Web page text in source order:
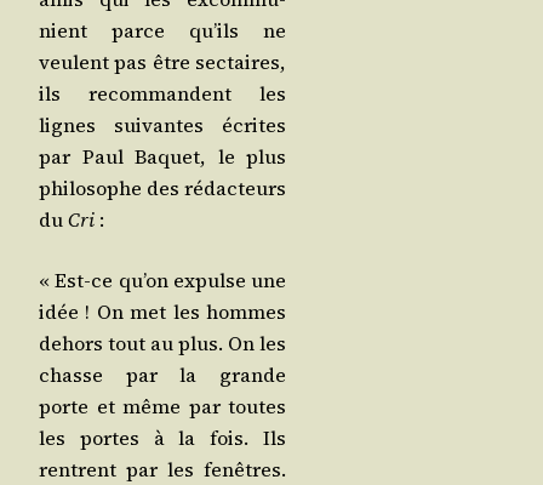
nient parce qu’ils ne
veulent pas être sec­taires,
ils recom­mandent les
lignes sui­vantes écrites
par Paul Baquet, le plus
phi­lo­sophe des rédac­teurs
duCri :
« Est-ce qu’on expulse une
idée ! On met les hommes
dehors tout au plus. On les
chasse par la grande
porte et même par toutes
les portes à la fois. Ils
rentrent par les fenêtres.